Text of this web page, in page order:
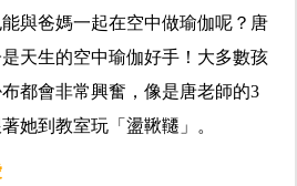
與爸媽一起在空中做瑜伽呢？唐
天生的空中瑜伽好手！大多數孩
都會非常興奮，像是唐老師的3
她到教室玩「盪鞦韆」。